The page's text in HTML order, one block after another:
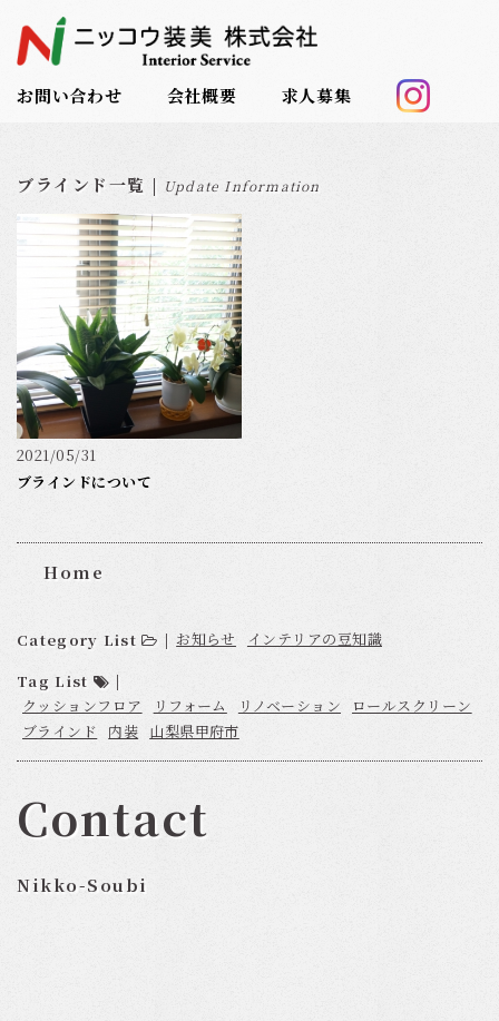
お問い合わせ 会社概要 求人募集
ブラインド一覧 | Update Information
2021/05/31
ブラインドについて
Home
Category List | お知らせ
インテリアの豆知識
Tag List
|
クッションフロア
リフォーム リノベーション
ロールスクリーン
ブラインド
内装 山梨県甲府市
Contact
Nikko-Soubi